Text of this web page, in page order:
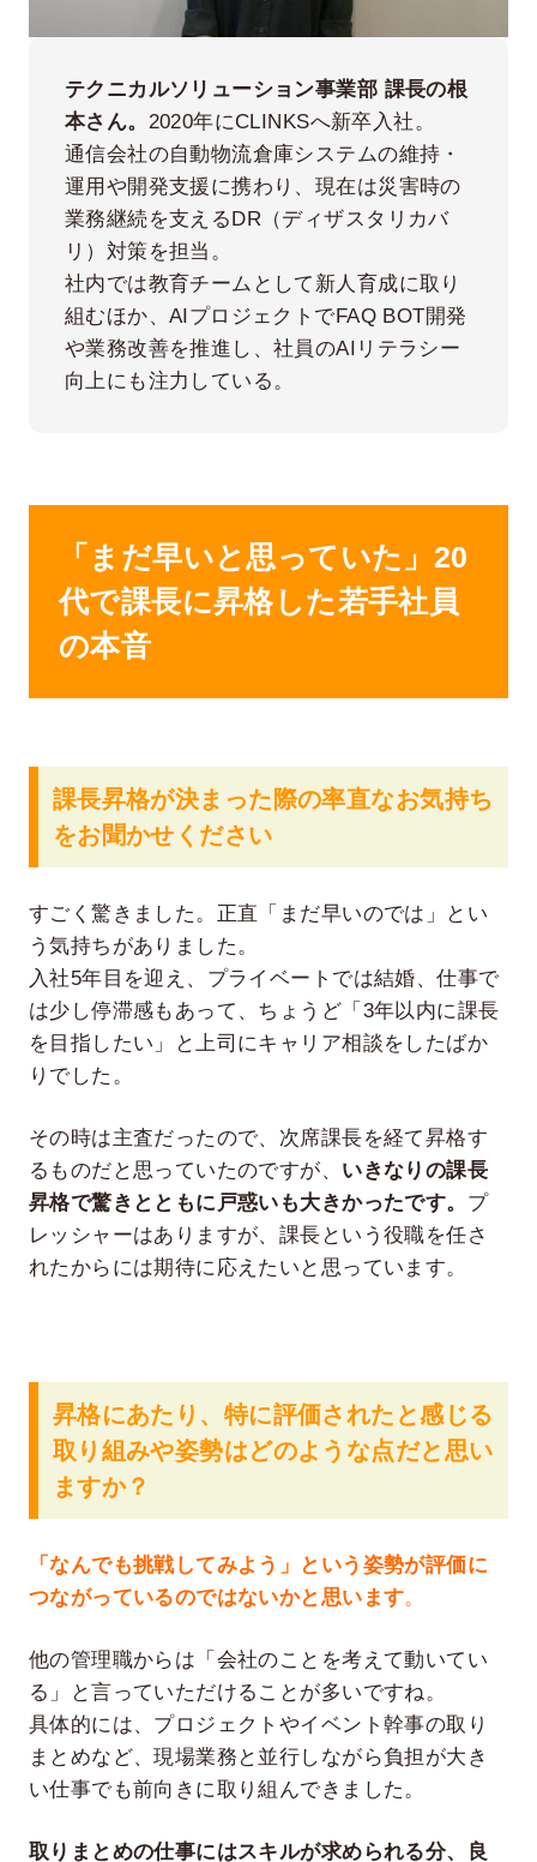
テクニカルソリューション事業部 課長の根
本さん。 2020年にCLINKSへ新卒入社。
通信会社の自動物流倉庫システムの維持・
運用や開発支援に携わり、現在は災害時の
業務継続を支えるDR（ディザスタリカバ
リ）対策を担当。
社内では教育チームとして新人育成に取り
組むほか、AIプロジェクトでFAQ BOT開発
や業務改善を推進し、社員のAIリテラシー
向上にも注力している。
「まだ早いと思っていた」20
代で課長に昇格した若手社員
の本音
課長昇格が決まった際の率直なお気持ち
をお聞かせください
すごく驚きました。正直「まだ早いのでは」とい
う気持ちがありました。
入社5年目を迎え、プライベートでは結婚、仕事で
は少し停滞感もあって、ちょうど「3年以内に課長
を目指したい」と上司にキャリア相談をしたばか
りでした。
その時は主査だったので、次席課長を経て昇格す
るものだと思っていたのですが、 いきなりの課長
昇格で驚きとともに戸惑いも大きかったです。 プ
レッシャーはありますが、課長という役職を任さ
れたからには期待に応えたいと思っています。
昇格にあたり、特に評価されたと感じる
取り組みや姿勢はどのような点だと思い
ますか？
「なんでも挑戦してみよう」という姿勢が評価に
つながっているのではないかと思います。
他の管理職からは「会社のことを考えて動いてい
る」と言っていただけることが多いですね。
具体的には、プロジェクトやイベント幹事の取り
まとめなど、現場業務と並行しながら負担が大き
い仕事でも前向きに取り組んできました。
取りまとめの仕事にはスキルが求められる分、良